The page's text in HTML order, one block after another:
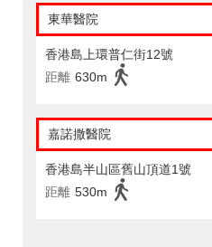
東華醫院
香港島上環普仁街12號
距離 630m
嘉諾撒醫院
香港島半山區舊山頂道1號
距離 530m